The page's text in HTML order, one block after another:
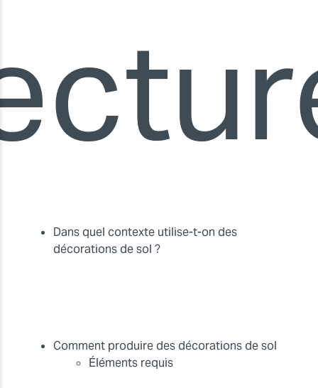
Dans quel contexte utilise-t-on des
décorations de sol ?
Comment produire des décorations de sol
Éléments requis